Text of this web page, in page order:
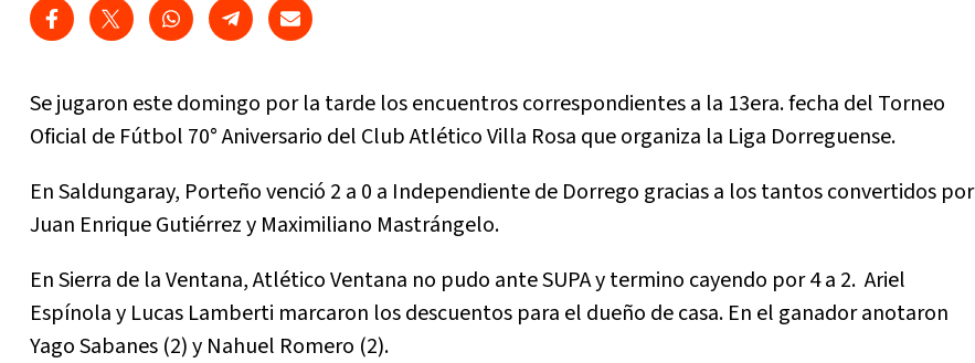
Se jugaron este domingo por la tarde los encuentros correspondientes a la 13era. fecha del Torneo
Oficial de Fútbol 70° Aniversario del Club Atlético Villa Rosa que organiza la Liga Dorreguense.
En Saldungaray, Porteño venció 2 a 0 a Independiente de Dorrego gracias a los tantos convertidos por
Juan Enrique Gutiérrez y Maximiliano Mastrángelo.
En Sierra de la Ventana, Atlético Ventana no pudo ante SUPA y termino cayendo por 4 a 2. Ariel
Espínola y Lucas Lamberti marcaron los descuentos para el dueño de casa. En el ganador anotaron
Yago Sabanes (2) y Nahuel Romero (2).